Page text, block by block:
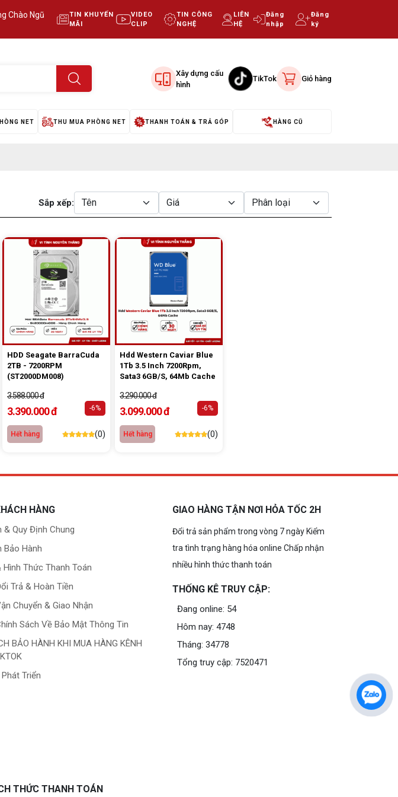
Chào Ngũ
TIN KHUYẾN
MÃI
VIDEO
CLIP
TIN CÔNG
NGHỆ
LIÊN
HỆ
Đăng
nhập
Đăng
ký
Xây dựng cấu
hình
TikTok Giỏ hàng
NET THU MUA PHÒNG NET THANH TOÁN & TRẢ GÓP HÀNG CŨ
Sắp xếp:
HDD Seagate BarraCuda
2TB - 7200RPM
(ST2000DM008)
3.588.000 đ
3.390.000 đ -6%
Hết hàng (0)
Hdd Western Caviar Blue
1Tb 3.5 Inch 7200Rpm,
Sata3 6GB/S, 64Mb Cache
3.290.000 đ
3.099.000 đ -6%
Hết hàng (0)
HÀNG
& Quy Định Chung
Bảo Hành
Hình Thức Thanh Toán
Trả & Hoàn Tiền
Chuyển & Giao Nhận
Sách Về Bảo Mật Thông Tin
BẢO HÀNH KHI MUA HÀNG KÊNH
Triển
GIAO HÀNG TẬN NƠI HỎA TỐC 2H
Đổi trả sản phẩm trong vòng 7 ngày Kiểm
tra tình trạng hàng hóa online Chấp nhận
nhiều hình thức thanh toán
THỐNG KÊ TRUY CẬP:
Đang online: 54
Hôm nay: 4748
Tháng: 34778
Tổng truy cập: 7520471
THỨC THANH TOÁN